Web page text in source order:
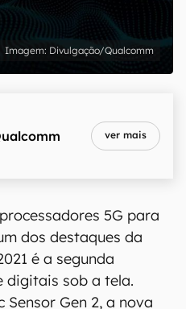
Divulgação/Qualcomm
ver mais
5G para
dos destaques da
é a segunda
digitais sob a tela.
Sensor Gen 2, a nova